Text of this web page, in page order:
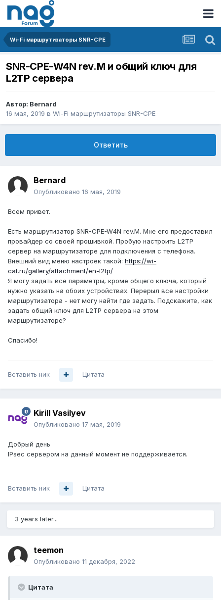
Wi-Fi маршрутизаторы SNR-CPE
SNR-CPE-W4N rev.M и общий ключ для
L2TP сервера
Автор: Bernard
16 мая, 2019 в Wi-Fi маршрутизаторы SNR-CPE
Ответить
Bernard
Опубликовано 16 мая, 2019
Всем привет.
Есть маршрутизатор SNR-CPE-W4N rev.M. Мне его предоставил
провайдер со своей прошивкой. Пробую настроить L2TP
сервер на маршрутизаторе для подключения с телефона.
Внешний вид меню настроек такой: https://wi-
cat.ru/gallery/attachment/en-l2tp/
Я могу задать все параметры, кроме общего ключа, который
нужно указать на обоих устройствах. Перерыл все настройки
маршрутизатора - нет могу найти где задать. Подскажите, как
задать общий ключ для L2TP сервера на этом
маршрутизаторе?
Спасибо!
Вставить ник Цитата
Kirill Vasilyev
Опубликовано 17 мая, 2019
Добрый день
IPsec сервером на данный момент не поддерживается.
Вставить ник Цитата
3 years later...
teemon
Опубликовано 11 декабря, 2022
Цитата